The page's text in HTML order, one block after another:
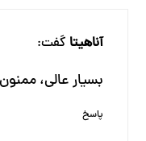
آناهیتا گفت:
بسیار عالی،
پاسخ